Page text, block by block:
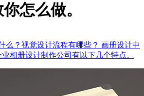
怎么做。
么？视觉设计流程有哪些？ 画册设计中
相册设计制作公司有以下几个特点。